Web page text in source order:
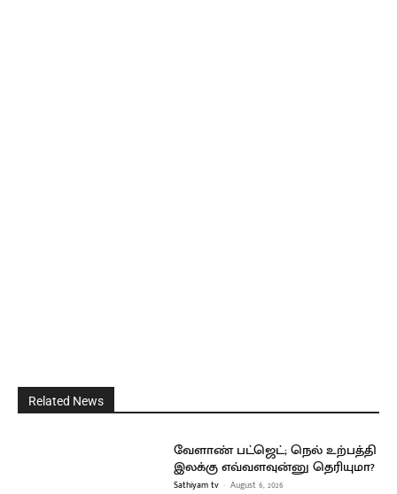
Related News
வேளாண் பட்ஜெட்; நெல் உற்பத்தி
இலக்கு எவ்வளவுன்னு தெரியுமா?
Sathiyam tv - August 6, 2026